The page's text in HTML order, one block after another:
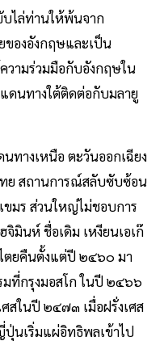
บไล่ท่านให้พ้นจาก
องอังกฤษและเป็น
วามร่วมมือกับอังกฤษใน
ดนทางใต้ติดต่อกับมลายู
ทางเหนือ ตะวันออกเฉียง
ย สถานการณ์สลับซับซ้อน
ขมร ส่วนใหญ่ไม่ชอบการ
มินห์ ชื่อเดิม เหงียนเอเก๊
ไตยคืนตั้งแต่ปี ๒๔๖๐ มา
มที่กรุงมอสโก ในปี ๒๔๖๖
สในปี ๒๔๗๓ เมื่อฝรั่งเศส
ปุ่นเริ่มแผ่อิทธิพลเข้าไป